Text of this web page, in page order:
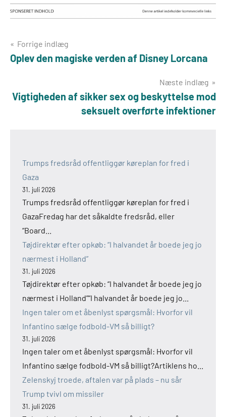
Indlægsnavigation
Forrige indlæg
Oplev den magiske verden af Disney Lorcana
Næste indlæg
Vigtigheden af sikker sex og beskyttelse mod
seksuelt overførte infektioner
Trumps fredsråd offentliggør køreplan for fred i
Gaza
31. juli 2026
Trumps fredsråd offentliggør køreplan for fred i
GazaFredag har det såkaldte fredsråd, eller
“Board...
Tøjdirektør efter opkøb: “I halvandet år boede jeg jo
nærmest i Holland”
31. juli 2026
Tøjdirektør efter opkøb: “I halvandet år boede jeg jo
nærmest i Holland”“I halvandet år boede jeg jo...
Ingen taler om et åbenlyst spørgsmål: Hvorfor vil
Infantino sælge fodbold-VM så billigt?
31. juli 2026
Ingen taler om et åbenlyst spørgsmål: Hvorfor vil
Infantino sælge fodbold-VM så billigt?Artiklens ho...
Zelenskyj troede, aftalen var på plads – nu sår
Trump tvivl om missiler
31. juli 2026